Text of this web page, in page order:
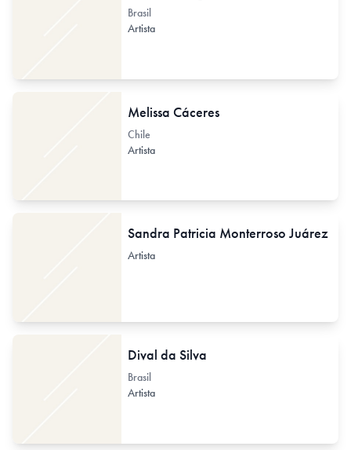
Brasil
Artista
Melissa Cáceres
Chile
Artista
Sandra Patricia Monterroso Juárez
Artista
Dival da Silva
Brasil
Artista